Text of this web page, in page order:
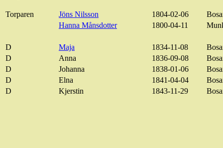
Torparen Jöns Nilsson 1804-02-06
Hanna Månsdotter 1800-04-11
D Maja 1834-11-08
D
Anna 1836-09-08
D
Johanna 1838-01-06
D
Elna 1841-04-04
D
Kjerstin 1843-11-29